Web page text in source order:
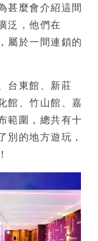
甚麼會介紹這間
泛，他們在
屬於一間連鎖的
台東館、新莊
館、竹山館、嘉
範圍，總共有十
別的地方遊玩，